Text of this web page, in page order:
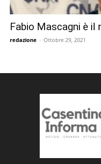
Fabio Mascagni è il
redazione - Ottobre 29, 2021